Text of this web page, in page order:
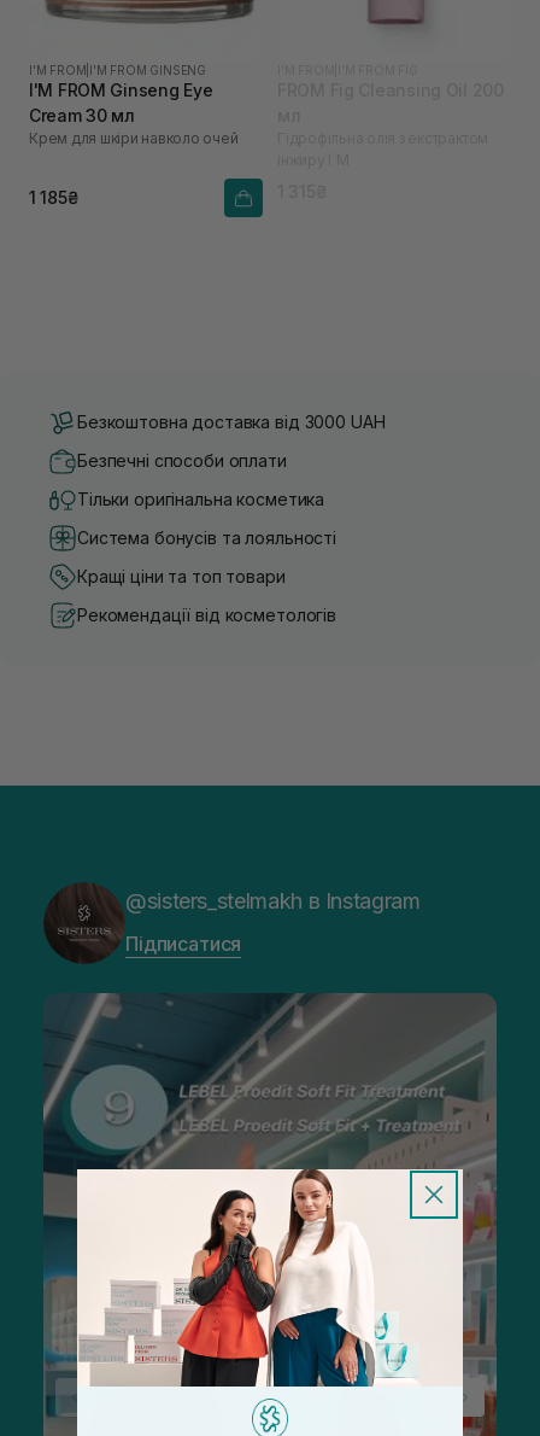
I'M FROM I'M FROM GINSENG
I'M FROM Ginseng Eye
Cream 30 мл
Крем для шкіри навколо очей
1 185₴
Безкоштовна доставка від 3000 UAH
Безпечні способи оплати
Тільки оригінальна косметика
Система бонусів та лояльності
Кращі ціни та топ товари
Рекомендації від косметологів
@sisters_stelmakh в Instagram
Підписатися